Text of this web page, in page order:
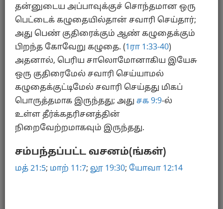
யோவான் 12
கழுதைக்குட்டி
யோவான் 19
தன்னுடைய அப்பாவுக்குச் சொந்தமான ஒரு
பெட்டைக் கழுதையில்தான் சவாரி செய்தார்;
அது பெண் குதிரைக்கும் ஆண் கழுதைக்கும்
பிறந்த கோவேறு கழுதை. (1ரா 1:33-40)
அதனால், பெரிய சாலொமோனாகிய இயேசு
ஒரு குதிரைமேல் சவாரி செய்யாமல்
கழுதைக்குட்டிமேல் சவாரி செய்தது மிகப்
பொருத்தமாக இருந்தது; அது சக 9:9-ல்
உள்ள தீர்க்கதரிசனத்தின்
நிறைவேற்றமாகவும் இருந்தது.
சம்பந்தப்பட்ட வசனம்(ங்கள்)
மத் 21:5; மாற் 11:7; லூ 19:30; யோவா 12:14